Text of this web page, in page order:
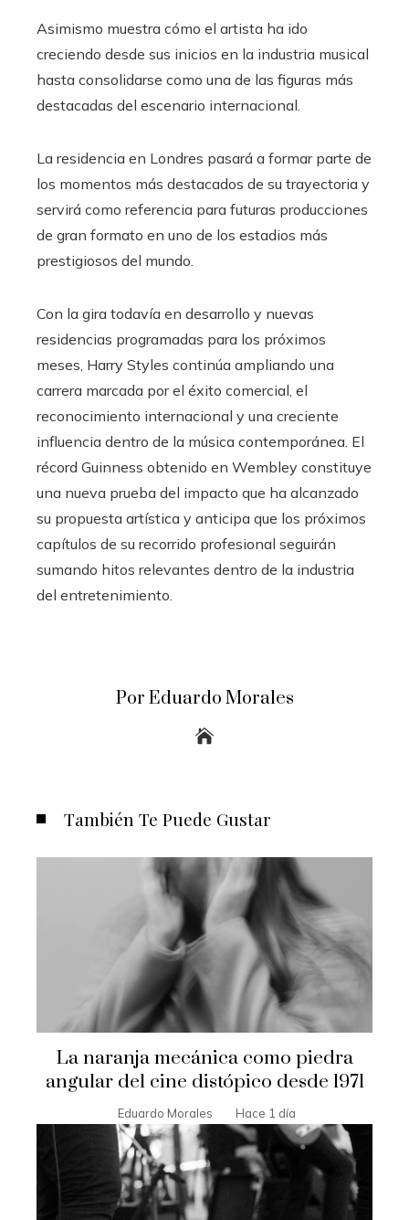
Asimismo muestra cómo el artista ha ido
creciendo desde sus inicios en la industria musical
hasta consolidarse como una de las figuras más
destacadas del escenario internacional.
La residencia en Londres pasará a formar parte de
los momentos más destacados de su trayectoria y
servirá como referencia para futuras producciones
de gran formato en uno de los estadios más
prestigiosos del mundo.
Con la gira todavía en desarrollo y nuevas
residencias programadas para los próximos
meses, Harry Styles continúa ampliando una
carrera marcada por el éxito comercial, el
reconocimiento internacional y una creciente
influencia dentro de la música contemporánea. El
récord Guinness obtenido en Wembley constituye
una nueva prueba del impacto que ha alcanzado
su propuesta artística y anticipa que los próximos
capítulos de su recorrido profesional seguirán
sumando hitos relevantes dentro de la industria
del entretenimiento.
Por Eduardo Morales
También Te Puede Gustar
La naranja mecánica como piedra
angular del cine distópico desde 1971
Eduardo Morales Hace 1 día